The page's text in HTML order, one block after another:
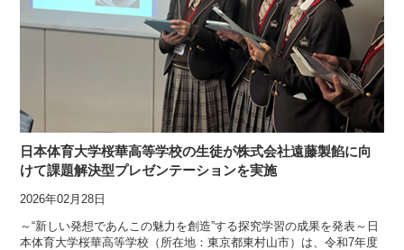
日本体育大学桜華高等学校の生徒が株式会社遠藤製餡に向
けて課題解決型プレゼンテーションを実施
2026年02月28日
～“新しい発想であんこの魅力を創造”する探究学習の成果を発表～日
本体育大学桜華高等学校（所在地：東京都東村山市）は、令和7年度